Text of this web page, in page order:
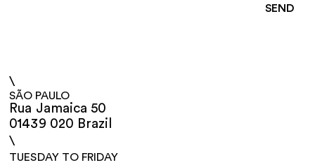
\
SÃO PAULO
Rua Jamaica 50
01439 020 Brazil
\
TUESDAY TO FRIDAY